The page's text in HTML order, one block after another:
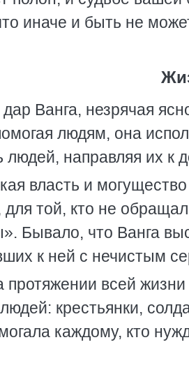
иначе и быть не
Ванга, незрячая
людям, она
людей, направляя их к
власть и
той, кто не
Бывало, что Ванга
к ней с нечистым
протяжении всей
крестьянки,
каждому, кто